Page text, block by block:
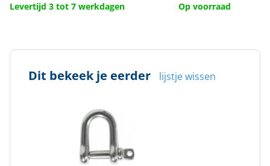
Levertijd 3 tot 7 werkdagen Op voorraad
Dit bekeek je eerder lijstje wissen